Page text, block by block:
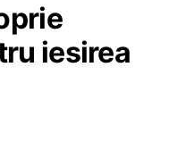
iesirea